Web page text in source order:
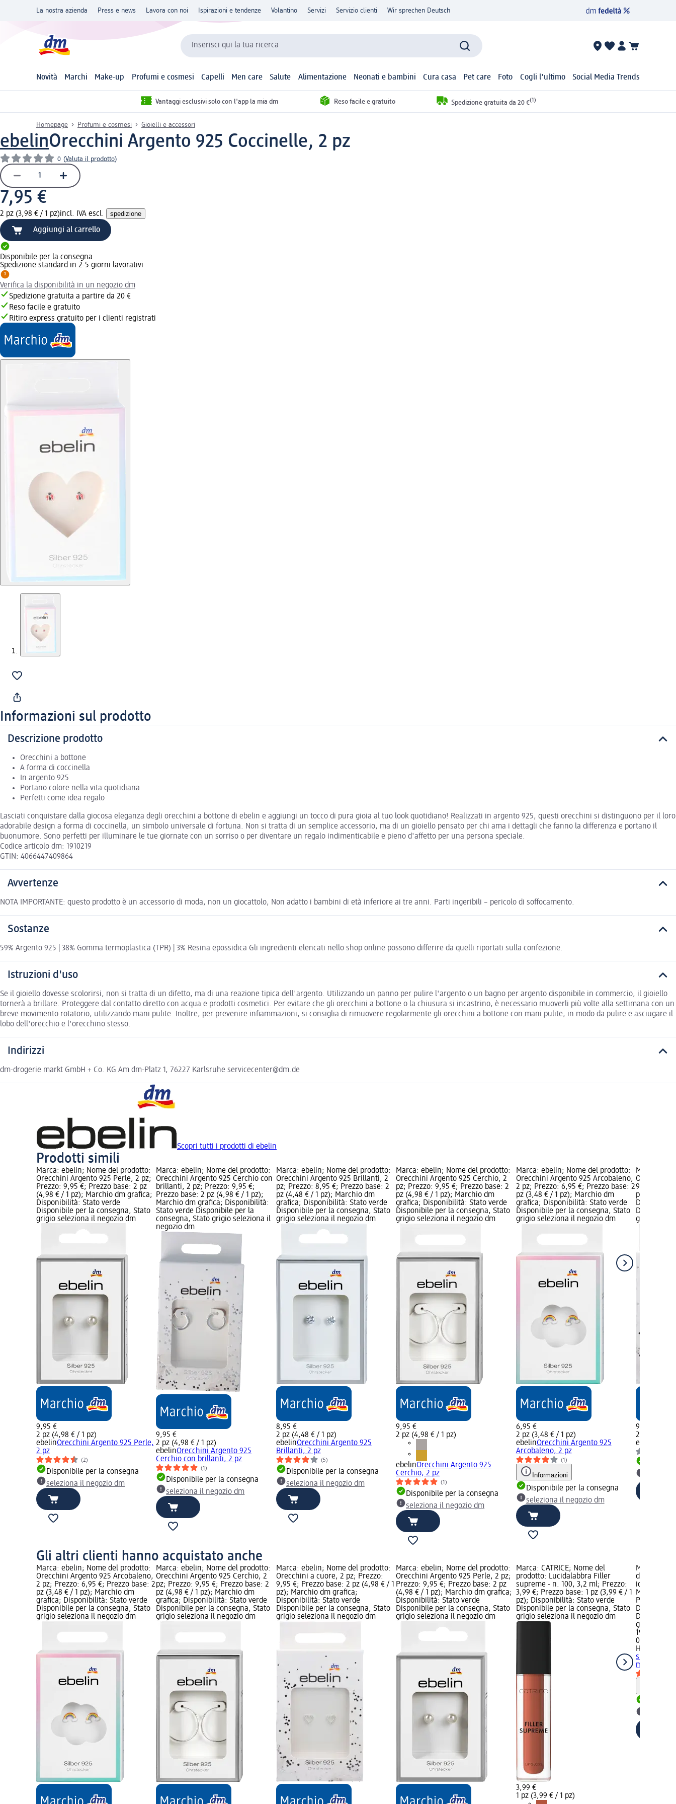
La nostra azienda Press e news Lavora con noi Ispirazioni e tendenze Volantino Servizi Servizio clienti Wir sprechen Deutsch
Inserisci qui la tua ricerca
Novità Marchi Make-up Profumi e cosmesi Capelli Men care Salute Alimentazione Neonati e bambini Cura casa Pet care Foto Cogli l'ultimo Social Media Trends
Vantaggi esclusivi solo con l'app la mia dm Reso facile e gratuito Spedizione gratuita da 20 €(1)
Homepage Profumi e cosmesi Gioielli e accessori
ebelinOrecchini Argento 925 Coccinelle, 2 pz
0 (Valuta il prodotto)
7,95 €
2 pz (3,98 € / 1 pz)incl. IVA escl. spedizione
Aggiungi al carrello
Disponibile per la consegna
Spedizione standard in 2-5 giorni lavorativi
Verifica la disponibilità in un negozio dm
Spedizione gratuita a partire da 20 €
Reso facile e gratuito
Ritiro express gratuito per i clienti registrati
Informazioni sul prodotto
Descrizione prodotto
Orecchini a bottone
A forma di coccinella
In argento 925
Portano colore nella vita quotidiana
Perfetti come idea regalo
Lasciati conquistare dalla giocosa eleganza degli orecchini a bottone di ebelin e aggiungi un tocco di pura gioia al tuo look quotidiano! Realizzati in argento 925, questi orecchini si distinguono per il loro
adorabile design a forma di coccinella, un simbolo universale di fortuna. Non si tratta di un semplice accessorio, ma di un gioiello pensato per chi ama i dettagli che fanno la differenza e portano il
buonumore. Sono perfetti per illuminare le tue giornate con un sorriso o per diventare un regalo indimenticabile e pieno d'affetto per una persona speciale.
Codice articolo dm: 1910219
GTIN: 4066447409864
Avvertenze
NOTA IMPORTANTE: questo prodotto è un accessorio di moda, non un giocattolo, Non adatto i bambini di età inferiore ai tre anni. Parti ingeribili – pericolo di soffocamento.
Sostanze
59% Argento 925 | 38% Gomma termoplastica (TPR) | 3% Resina epossidica Gli ingredienti elencati nello shop online possono differire da quelli riportati sulla confezione.
Istruzioni d'uso
Se il gioiello dovesse scolorirsi, non si tratta di un difetto, ma di una reazione tipica dell'argento. Utilizzando un panno per pulire l'argento o un bagno per argento disponibile in commercio, il gioiello
tornerà a brillare. Proteggere dal contatto diretto con acqua e prodotti cosmetici. Per evitare che gli orecchini a bottone o la chiusura si incastrino, è necessario muoverli più volte alla settimana con un
breve movimento rotatorio, utilizzando mani pulite. Inoltre, per prevenire infiammazioni, si consiglia di rimuovere regolarmente gli orecchini a bottone con mani pulite, in modo da pulire e asciugare il
lobo dell'orecchio e l'orecchino stesso.
Indirizzi
dm-drogerie markt GmbH + Co. KG Am dm-Platz 1, 76227 Karlsruhe servicecenter@dm.de
Scopri tutti i prodotti di ebelin
Prodotti simili
Marca: ebelin; Nome del prodotto:
Orecchini Argento 925 Perle, 2 pz;
Prezzo: 9,95 €; Prezzo base: 2 pz
(4,98 € / 1 pz); Marchio dm grafica;
Disponibilità: Stato verde
Disponibile per la consegna, Stato
grigio seleziona il negozio dm
9,95 €
2 pz (4,98 € / 1 pz)
ebelinOrecchini Argento 925 Perle,
2 pz
(2)
Disponibile per la consegna
seleziona il negozio dm
Marca: ebelin; Nome del prodotto:
Orecchini Argento 925 Cerchio con
brillanti, 2 pz; Prezzo: 9,95 €;
Prezzo base: 2 pz (4,98 € / 1 pz);
Marchio dm grafica; Disponibilità:
Stato verde Disponibile per la
consegna, Stato grigio seleziona il
negozio dm
9,95 €
2 pz (4,98 € / 1 pz)
ebelinOrecchini Argento 925
Cerchio con brillanti, 2 pz
(1)
Disponibile per la consegna
seleziona il negozio dm
Marca: ebelin; Nome del prodotto:
Orecchini Argento 925 Brillanti, 2
pz; Prezzo: 8,95 €; Prezzo base: 2
pz (4,48 € / 1 pz); Marchio dm
grafica; Disponibilità: Stato verde
Disponibile per la consegna, Stato
grigio seleziona il negozio dm
8,95 €
2 pz (4,48 € / 1 pz)
ebelinOrecchini Argento 925
Brillanti, 2 pz
(5)
Disponibile per la consegna
seleziona il negozio dm
Marca: ebelin; Nome del prodotto:
Orecchini Argento 925 Cerchio, 2
pz; Prezzo: 9,95 €; Prezzo base: 2
pz (4,98 € / 1 pz); Marchio dm
grafica; Disponibilità: Stato verde
Disponibile per la consegna, Stato
grigio seleziona il negozio dm
9,95 €
2 pz (4,98 € / 1 pz)
ebelinOrecchini Argento 925
Cerchio, 2 pz
(1)
Disponibile per la consegna
seleziona il negozio dm
Marca: ebelin; Nome del prodotto:
Orecchini Argento 925 Arcobaleno,
2 pz; Prezzo: 6,95 €; Prezzo base: 2
pz (3,48 € / 1 pz); Marchio dm
grafica; Disponibilità: Stato verde
Disponibile per la consegna, Stato
grigio seleziona il negozio dm
6,95 €
2 pz (3,48 € / 1 pz)
ebelinOrecchini Argento 925
Arcobaleno, 2 pz
(1)
Informazioni
Disponibile per la consegna
seleziona il negozio dm
Marca:
Orecchini a
9,95 €;
pz);
Disponibile
grigio
9,95 €
2 pz (4,98 €
ebelin
Gli altri clienti hanno acquistato anche
Marca: ebelin; Nome del prodotto:
Orecchini Argento 925 Arcobaleno,
2 pz; Prezzo: 6,95 €; Prezzo base: 2
pz (3,48 € / 1 pz); Marchio dm
grafica; Disponibilità: Stato verde
Disponibile per la consegna, Stato
grigio seleziona il negozio dm
Marca: ebelin; Nome del prodotto:
Orecchini Argento 925 Cerchio, 2
pz; Prezzo: 9,95 €; Prezzo base: 2
pz (4,98 € / 1 pz); Marchio dm
grafica; Disponibilità: Stato verde
Disponibile per la consegna, Stato
grigio seleziona il negozio dm
Marca: ebelin; Nome del prodotto:
Orecchini a cuore, 2 pz; Prezzo:
9,95 €; Prezzo base: 2 pz (4,98 € / 1
pz); Marchio dm grafica;
Disponibilità: Stato verde
Disponibile per la consegna, Stato
grigio seleziona il negozio dm
Marca: ebelin; Nome del prodotto:
Orecchini Argento 925 Perle, 2 pz;
Prezzo: 9,95 €; Prezzo base: 2 pz
(4,98 € / 1 pz); Marchio dm grafica;
Disponibilità: Stato verde
Disponibile per la consegna, Stato
grigio seleziona il negozio dm
Marca: CATRICE; Nome del
prodotto: Lucidalabbra Filler
supreme - n. 100, 3,2 ml; Prezzo:
3,99 €; Prezzo base: 1 pz (3,99 € / 1
pz); Disponibilità: Stato verde
Disponibile per la consegna, Stato
grigio seleziona il negozio dm
3,99 €
1 pz (3,99 € / 1 pz)
Marca:
del
idratante
Moist, 150
Prezzo
Disponibile
grigio
19,50 €
0,15 l
HADA
super
ml